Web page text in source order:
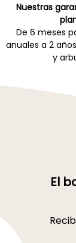
Nuestras
De 6 meses
anuales a 2
y
El